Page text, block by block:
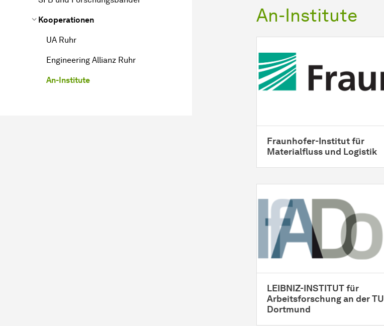
Kooperationen
UA Ruhr
Engineering Allianz Ruhr
An-Institute
An-Institute
Fraunhofer-Institut für
Materialfluss und Logistik
LEIBNIZ-INSTITUT für
Arbeitsforschung an der TU
Dortmund